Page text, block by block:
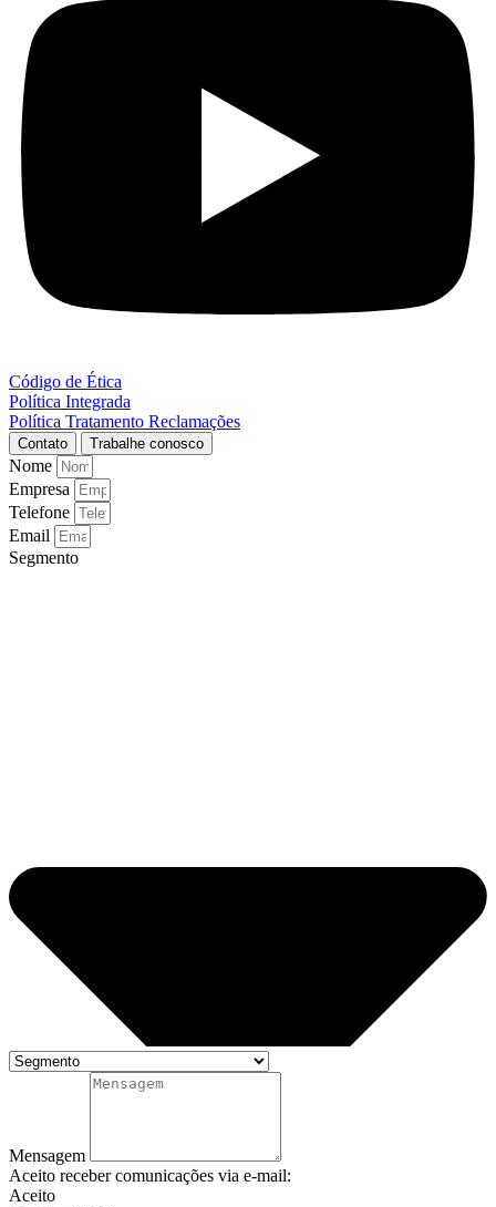
Código de Ética
Política Integrada
Política Tratamento Reclamações
Contato Trabalhe conosco
Nome
Empresa
Telefone
Email
Segmento
Mensagem
Aceito receber comunicações via e-mail:
Aceito